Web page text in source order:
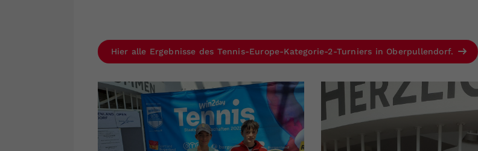
Hier alle Ergebnisse des Tennis-Europe-Kategorie-2-Turniers in Oberpullendorf.